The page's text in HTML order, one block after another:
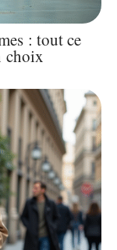
: tout ce
choix